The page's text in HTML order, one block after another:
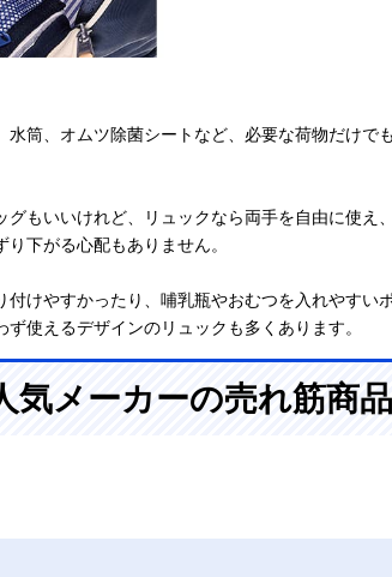
筒、オムツ除菌シートなど、必要な荷物だけで
もいいけれど、リュックなら両手を自由に使え
下がる心配もありません。
けやすかったり、哺乳瓶やおむつを入れやすい
使えるデザインのリュックも多くあります。
気メーカーの売れ筋商品